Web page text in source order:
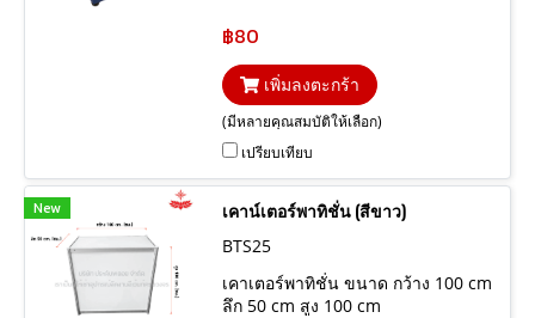
฿80
เพิ่มลงตะกร้า
(มีหลายคุณสมบัติให้เลือก)
เปรียบเทียบ
New
เคาน์เตอร์พาทิชั่น (สีขาว)
BTS25
เคาเตอร์พาทิชั่น ขนาด กว้าง 100 cm
ลึก 50 cm สูง 100 cm